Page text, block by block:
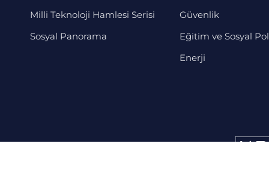
Milli Teknoloji Hamlesi Serisi
Sosyal Panorama
Güvenlik
Eğitim ve Sosyal
Enerji